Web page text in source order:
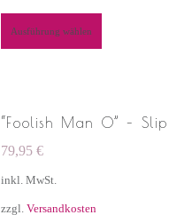
Ausführung wählen
“Foolish Man O” – Slip
79,95 €
inkl. MwSt.
zzgl. Versandkosten